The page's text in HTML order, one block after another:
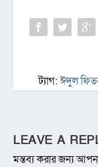
ট্যাগ:ঈদুল
LEAVE A
মন্তব্য করার জন্য